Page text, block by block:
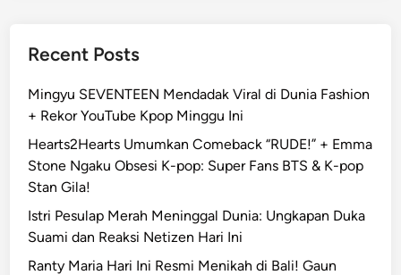
Recent Posts
Mingyu SEVENTEEN Mendadak Viral di Dunia Fashion
+ Rekor YouTube Kpop Minggu Ini
Hearts2Hearts Umumkan Comeback “RUDE!” + Emma
Stone Ngaku Obsesi K-pop: Super Fans BTS & K-pop
Stan Gila!
Istri Pesulap Merah Meninggal Dunia: Ungkapan Duka
Suami dan Reaksi Netizen Hari Ini
Ranty Maria Hari Ini Resmi Menikah di Bali! Gaun